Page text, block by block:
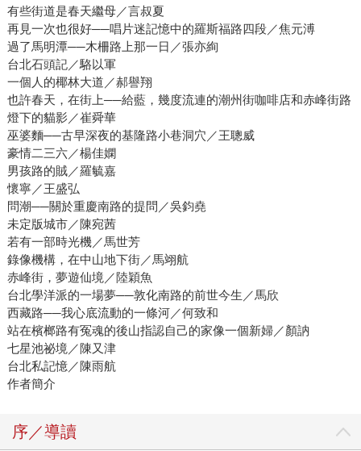
有些街道是春天繼母／言叔夏
再見一次也很好──唱片迷記憶中的羅斯福路四段／焦元溥
過了馬明潭──木柵路上那一日／張亦絢
台北石頭記／駱以軍
一個人的椰林大道／郝譽翔
也許春天，在街上──給藍，幾度流連的潮州街咖啡店和赤峰街路
燈下的貓影／崔舜華
巫婆麵──古早深夜的基隆路小巷洞穴／王聰威
豪情二三六／楊佳嫻
男孩路的賊／羅毓嘉
懷寧／王盛弘
問潮──關於重慶南路的提問／吳鈞堯
未定版城市／陳宛茜
若有一部時光機／馬世芳
錄像機構，在中山地下街／馬翊航
赤峰街，夢遊仙境／陸穎魚
台北學洋派的一場夢──敦化南路的前世今生／馬欣
西藏路──我心底流動的一條河／何致和
站在檳榔路有冤魂的後山指認自己的家像一個新婦／顏訥
七星池祕境／陳又津
台北私記憶／陳雨航
作者簡介
序／導讀